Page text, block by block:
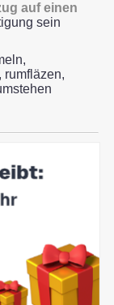
auf einen
sein
rumfläzen,